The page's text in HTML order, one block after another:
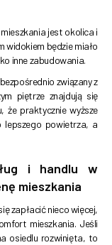
jest okolica i
widokiem będzie miało
inne zabudowania.
związany z
piętrze znajdują się
że praktycznie wyższe
lepszego powietrza, a
i handlu w
mieszkania
zapłacić nieco więcej,
mieszkania. Jeśli
osiedlu rozwinięta, to